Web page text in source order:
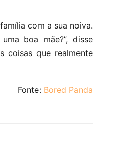
com a sua noiva.
boa mãe?”, disse
coisas que realmente
Fonte: Bored Panda